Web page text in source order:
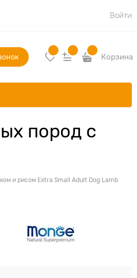
Войти
Корзина
пород с
и рисом Extra Small Adult Dog Lamb